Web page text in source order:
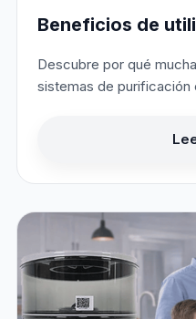
Beneficios de
Descubre por qué
sistemas de purificación